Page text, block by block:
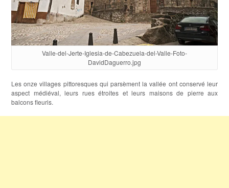
Valle-del-Jerte-Iglesia-de-Cabezuela-del-Valle-Foto-
DavidDaguerro.jpg
Les onze villages pittoresques qui parsèment la vallée ont conservé leur
aspect médiéval, leurs rues étroites et leurs maisons de pierre aux
balcons fleuris.